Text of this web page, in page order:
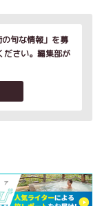
旬な情報」を募
ださい。編集部が